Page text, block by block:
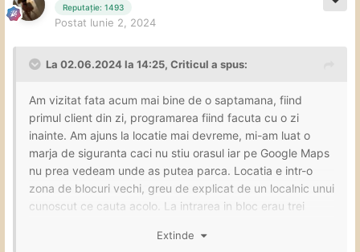
Reputație: 1493
Postat Iunie 2, 2024
La 02.06.2024 la 14:25, Criticul a spus:
Am vizitat fata acum mai bine de o saptamana, fiind
primul client din zi, programarea fiind facuta cu o zi
inainte. Am ajuns la locatie mai devreme, mi-am luat o
marja de siguranta caci nu stiu orasul iar pe Google Maps
nu prea vedeam unde as putea parca. Locatia e intr-o
zona de blocuri vechi, greu de explicat de un localnic unui
cunoscut ce cauta acolo. La intrarea in bloc erau trei
inteles de la Giulia ca te indruma ele daca nu te poti
Extinde